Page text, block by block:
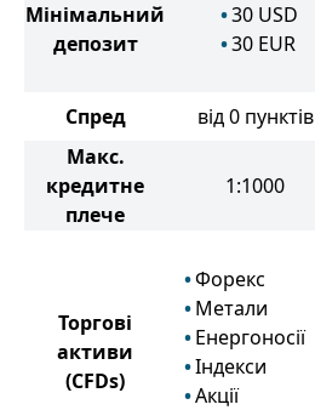
Мінімальний
депозит
30 USD
30 EUR
Спред від 0 пунктів
Макс.
кредитне
плече
1:1000
Торгові
активи
(CFDs)
Форекс
Метали
Енергоносії
Індекси
Акції